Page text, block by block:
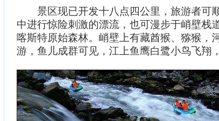
景区现已开发十八点四公里，旅游者可
中进行惊险刺激的漂流，也可漫步于峭壁栈
喀斯特原始森林。峭壁上有藏酋猴、猕猴，
游，鱼儿成群可见，江上鱼鹰白鹭小鸟飞翔